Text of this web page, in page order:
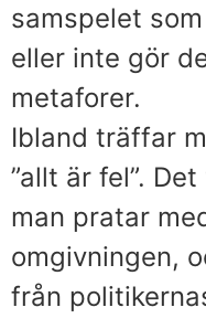
samspelet
eller inte gör
metaforer.
Ibland träffar
”allt är fel”.
man pratar
omgivningen,
från